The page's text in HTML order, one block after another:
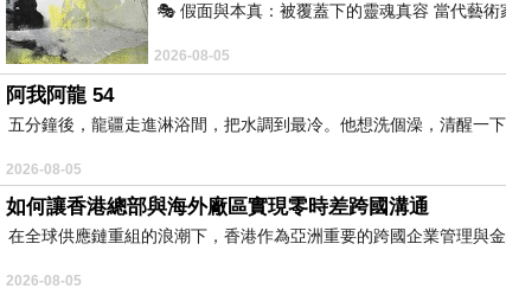
🎭 假面與本真：被覆蓋下的靈魂真容 當代藝
2026-08-05
阿我阿龍 54
五分鐘後，龍疆走進淋浴間，把水調到最冷。他想洗個澡，清醒一
2026-08-05
如何讓香港總部與海外廠區實現零時差跨國溝通
在全球供應鏈重組的浪潮下，香港作為亞洲重要的跨國企業管理與
2026-08-05